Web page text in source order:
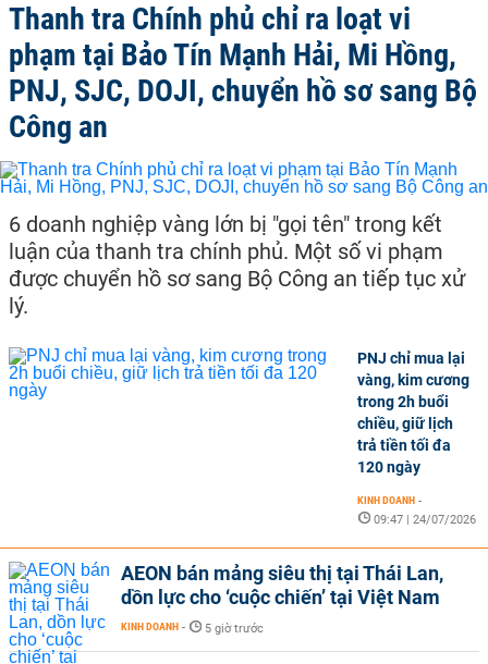
Thanh tra Chính phủ chỉ ra loạt vi
phạm tại Bảo Tín Mạnh Hải, Mi Hồng,
PNJ, SJC, DOJI, chuyển hồ sơ sang Bộ
Công an
6 doanh nghiệp vàng lớn bị "gọi tên" trong kết
luận của thanh tra chính phủ. Một số vi phạm
được chuyển hồ sơ sang Bộ Công an tiếp tục xử
lý.
PNJ chỉ mua lại
vàng, kim cương
trong 2h buổi
chiều, giữ lịch
trả tiền tối đa
120 ngày
KINH DOANH -
09:47 | 24/07/2026
AEON bán mảng siêu thị tại Thái Lan,
dồn lực cho ‘cuộc chiến’ tại Việt Nam
KINH DOANH - 5 giờ trước